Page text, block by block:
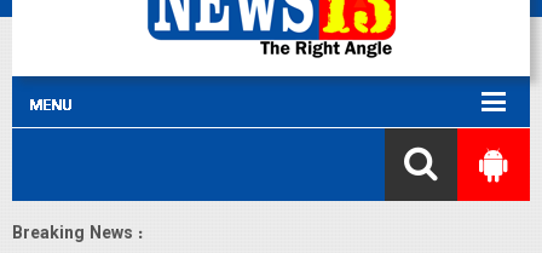
Breaking News :